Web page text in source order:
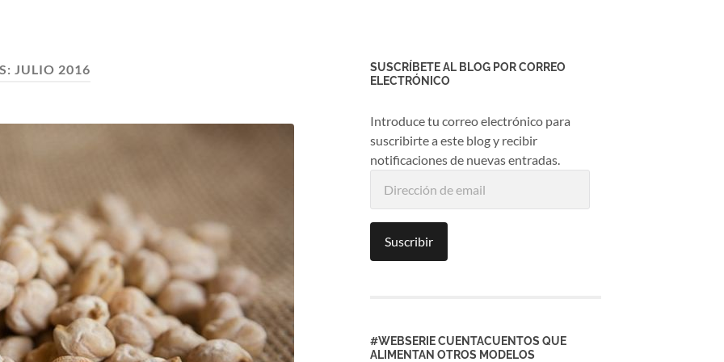
JULIO 2016
SUSCRÍBETE AL BLOG POR CORREO
ELECTRÓNICO
Introduce tu correo electrónico para
suscribirte a este blog y recibir
notificaciones de nuevas entradas.
Suscribir
#WEBSERIE CUENTACUENTOS QUE
ALIMENTAN OTROS MODELOS